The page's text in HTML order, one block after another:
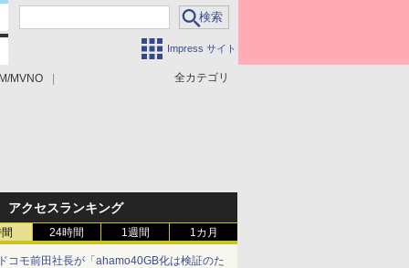
Impress サイト
全カテゴリ
MVNO
アクセスランキング
24時間 1週間 1カ月
コモ前田社長が「ahamo40GB化は検証のた